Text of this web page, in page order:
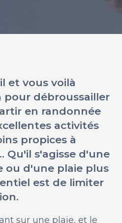
et vous voilà
pour débroussailler
en randonnée
activités
propices à
Qu'il s'agisse d'une
ou d'une plaie plus
est de limiter
sur une plaie, et le